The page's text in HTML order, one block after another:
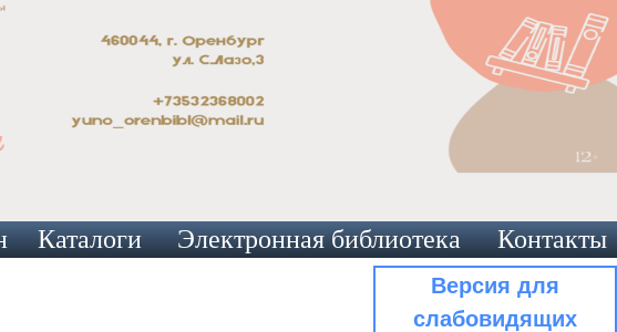
Каталоги Электронная библиотека Контакты
Версия для
слабовидящих